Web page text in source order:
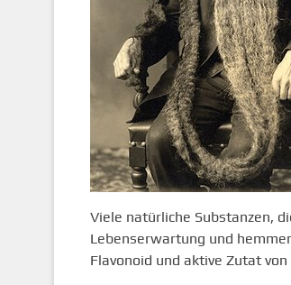
Viele natürliche Substanzen,
Lebenserwartung und
Flavonoid und aktive Zutat